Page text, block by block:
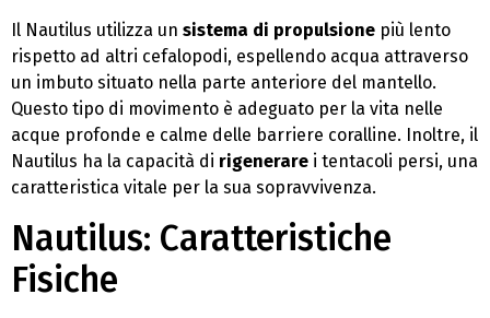
Il Nautilus utilizza un sistema di propulsione più lento
rispetto ad altri cefalopodi, espellendo acqua attraverso
un imbuto situato nella parte anteriore del mantello.
Questo tipo di movimento è adeguato per la vita nelle
acque profonde e calme delle barriere coralline. Inoltre, il
Nautilus ha la capacità di rigenerare i tentacoli persi, una
caratteristica vitale per la sua sopravvivenza.
Nautilus: Caratteristiche
Fisiche